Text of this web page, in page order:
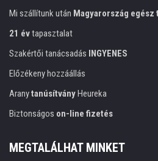
Mi szállítunk után Magyarország
21 évtapasztalat
Szakértői tanácsadás
INGYENES
Előzékeny hozzáállás
Aranytanúsítvány Heureka
Biztonságos on-line fizetés
MEGTALÁLHAT MINKET